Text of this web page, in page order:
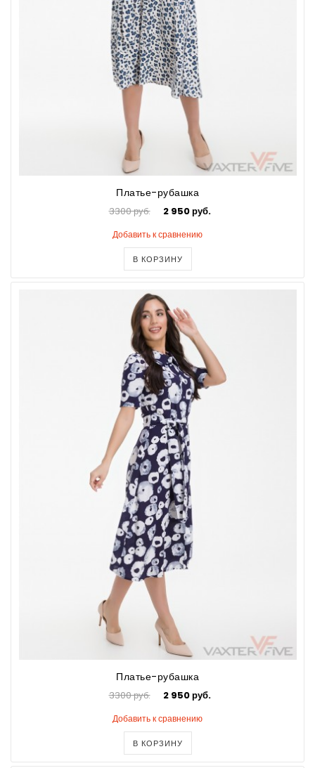
Платье-рубашка
3300 руб. 2 950 руб.
Добавить к сравнению
В КОРЗИНУ
Платье-рубашка
3300 руб. 2 950 руб.
Добавить к сравнению
В КОРЗИНУ